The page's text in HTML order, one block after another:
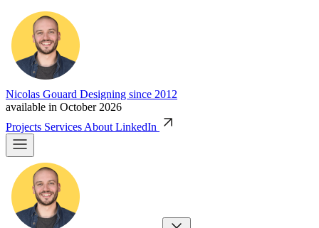
Nicolas Gouard Designing since 2012
available in October 2026
Projects Services About LinkedIn